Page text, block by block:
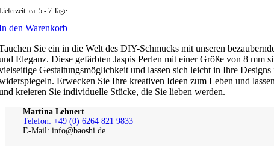
ca. 5 - 7 Tage
den Warenkorb
Sie ein in die Welt des DIY-Schmucks mit unseren
Eleganz. Diese gefärbten Jaspis Perlen mit einer Größe von 8
Gestaltungsmöglichkeit und lassen sich leicht in Ihre
Erwecken Sie Ihre kreativen Ideen zum Leben und
kreieren Sie individuelle Stücke, die Sie lieben werden.
Martina Lehnert
Telefon: +49 (0) 6264 821 9833
E-Mail: info@baoshi.de